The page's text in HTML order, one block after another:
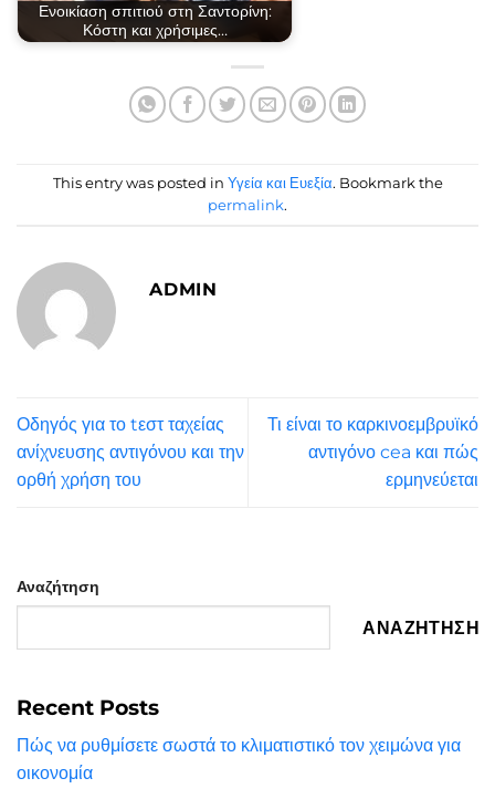
Ενοικίαση σπιτιού στη Σαντορίνη:
Κόστη και χρήσιμες…
This entry was posted in Υγεία και Ευεξία. Bookmark the
permalink.
ADMIN
Οδηγός για το tεστ ταχείας
ανίχνευσης αντιγόνου και την
ορθή χρήση του
Τι είναι το καρκινοεμβρυϊκό
αντιγόνο cea και πώς
ερμηνεύεται
Αναζήτηση
ΑΝΑΖΉΤΗΣΗ
Recent Posts
Πώς να ρυθμίσετε σωστά το κλιματιστικό τον χειμώνα για
οικονομία